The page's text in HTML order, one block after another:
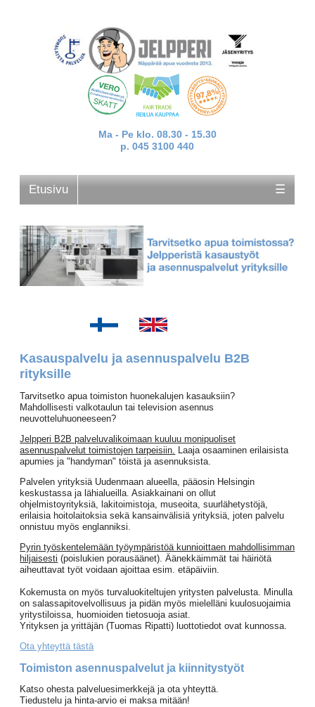
Ma - Pe klo. 08.30 - 15.30
p. 045 3100 440
Etusivu ☰
Kasauspalvelu ja asennuspalvelu B2B
rityksille
Tarvitsetko apua toimiston huonekalujen kasauksiin?
Mahdollisesti valkotaulun tai television asennus
neuvotteluhuoneeseen?
Jelpperi B2B palveluvalikoimaan kuuluu monipuoliset
asennuspalvelut toimistojen tarpeisiin.
Laaja osaaminen erilaisista
apumies ja "handyman" töistä ja asennuksista.
Palvelen yrityksiä Uudenmaan alueella, pääosin Helsingin
keskustassa ja lähialueilla. Asiakkainani on ollut
ohjelmistoyrityksiä, lakitoimistoja, museoita, suurlähetystöjä,
erilaisia hoitolaitoksia sekä kansainvälisiä yrityksiä, joten palvelu
onnistuu myös englanniksi.
Pyrin työskentelemään työympäristöä kunnioittaen mahdollisimman
hiljaisesti (poislukien porausäänet). Äänekkäimmät tai häiriötä
aiheuttavat työt voidaan ajoittaa esim. etäpäiviin.
Kokemusta on myös turvaluokiteltujen yritysten palvelusta. Minulla
on salassapitovelvollisuus ja pidän myös mielelläni kuulosuojaimia
yritystiloissa, huomioiden tietosuoja asiat.
Yrityksen ja yrittäjän (Tuomas Ripatti) luottotiedot ovat kunnossa.
Ota yhteyttä tästä
Toimiston asennuspalvelut ja kiinnitystyöt
Katso ohesta palveluesimerkkejä ja ota yhteyttä.
Tiedustelu ja hinta-arvio ei maksa mitään!